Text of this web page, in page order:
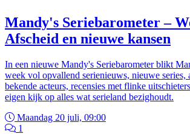
Mandy's Seriebarometer –
Afscheid en nieuwe kansen
In een nieuwe Mandy's Seriebarometer blikt
week vol opvallend serienieuws, nieuwe series,
bekende acteurs, recensies met flinke
eigen kijk op alles wat serieland bezighoudt.
Maandag 20 juli, 09:00
1